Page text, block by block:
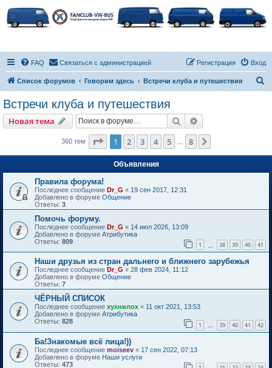
FAQ Связаться с администрацией Вход
Регистрация
Список форумов Говорим здесь Встречи клуба и путешествия
Встречи клуба и путешествия
Новая тема Поиск
360 тем Страница из
1 2 3 4 5 8
Объявления
Правила форума!
Последнее сообщение Dr_G « 19 сен 2017, 12:31
Добавлено в форуме Общение
Ответы: 3
Помочь форуму.
Последнее сообщение Dr_G « 14 июл 2026, 13:09
Добавлено в форуме Атрибутика
Ответы: 809 1 38 39 40 41
Наши друзья из стран дальнего и ближнего зарубежья
Последнее сообщение Dr_G « 28 фев 2024, 11:12
Добавлено в форуме Общение
Ответы: 7
ЧЁРНЫЙ СПИСОК
Последнее сообщение хухнилох « 11 окт 2021, 13:53
Добавлено в форуме Атрибутика
Ответы: 828 1 … 39 40 41 42
Ба!Знакомые всё лица!))
Последнее сообщение moiseev « 17 сен 2022, 07:13
Добавлено в форуме Наши услуги
Ответы: 473